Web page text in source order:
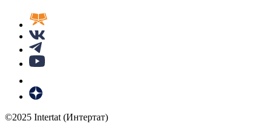
©2025 Intertat (Интертат)